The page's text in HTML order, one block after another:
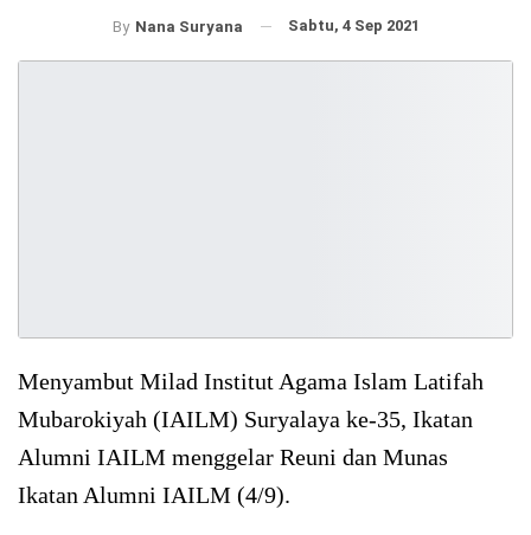
By Nana Suryana Sabtu, 4 Sep 2021
Menyambut Milad Institut Agama Islam Latifah
Mubarokiyah (IAILM) Suryalaya ke-35, Ikatan
Alumni IAILM menggelar Reuni dan Munas
Ikatan Alumni IAILM (4/9).